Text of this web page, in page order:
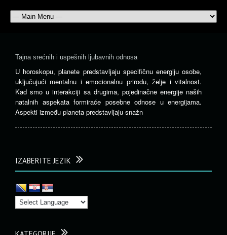
Tajna srećnih i uspešnih ljubavnih odnosa
U horoskopu, planete predstavljaju specifičnu energiju osobe,
uključujući mentalnu i emocionalnu prirodu, želje i vitalnost.
Kad smo u interakciji sa drugima, pojedinačne energije naših
natalnih aspekata formiraće posebne odnose u energijama.
Aspekti između planeta predstavljaju snažn
IZABERITE JEZIK